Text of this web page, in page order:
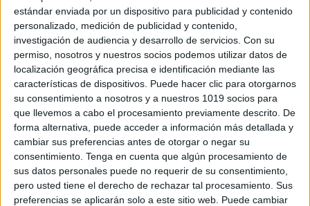
estándar enviada por un dispositivo para publicidad y contenido
personalizado, medición de publicidad y contenido,
investigación de audiencia y desarrollo de servicios. Con su
permiso, nosotros y nuestros socios podemos utilizar datos de
localización geográfica precisa e identificación mediante las
características de dispositivos. Puede hacer clic para otorgarnos
su consentimiento a nosotros y a nuestros 1019 socios para
que llevemos a cabo el procesamiento previamente descrito. De
forma alternativa, puede acceder a información más detallada y
cambiar sus preferencias antes de otorgar o negar su
consentimiento. Tenga en cuenta que algún procesamiento de
sus datos personales puede no requerir de su consentimiento,
pero usted tiene el derecho de rechazar tal procesamiento. Sus
preferencias se aplicarán solo a este sitio web. Puede cambiar
Esquemas geniales de Lengua y
Literatura
Publicado el 13 mayo, 2026
Este pack de 18 diapositivas reúne los principales
contenidos de Lengua y Literatura, presentados de
forma visual, clara y atractiva. Perfecto para repasar,
introducir temas o preparar exposiciones en el […]
SEGUIR LEYENDO